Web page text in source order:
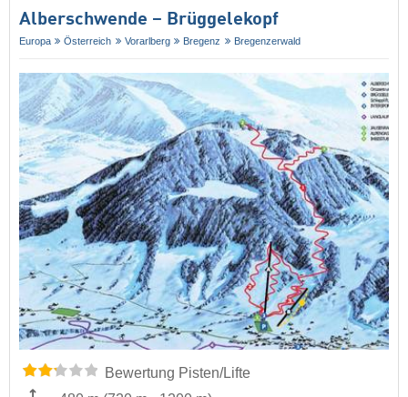
Alberschwende – Brüggelekopf
Europa Österreich Vorarlberg Bregenz Bregenzerwald
Bewertung Pisten/Lifte